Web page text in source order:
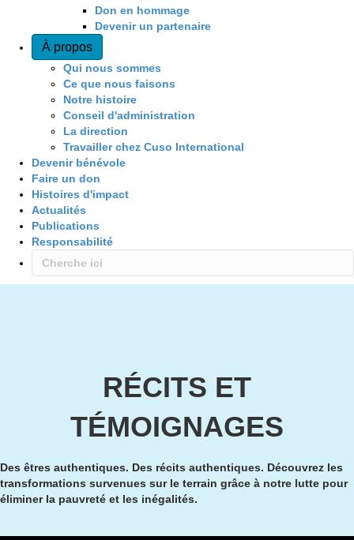
Don en hommage
Devenir un partenaire
À propos
Qui nous sommes
Ce que nous faisons
Notre histoire
Conseil d'administration
La direction
Travailler chez Cuso International
Devenir bénévole
Faire un don
Histoires d'impact
Actualités
Publications
Responsabilité
RÉCITS ET
TÉMOIGNAGES
Des êtres authentiques. Des récits authentiques. Découvrez les
transformations survenues sur le terrain grâce à notre lutte pour
éliminer la pauvreté et les inégalités.